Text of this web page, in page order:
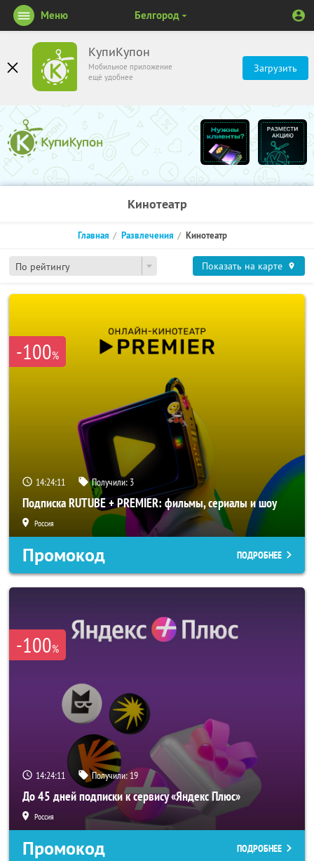
КупиКупон
Мобильное приложение
ещё удобнее
Загрузить
Меню Белгород
Кинотеатр
По рейтингу
Главная Развлечения Кинотеатр
Показать на карте
-100%
14:24:10 Получили: 3
Подписка RUTUBE + PREMIER: фильмы, сериалы и шоу
Россия
Промокод ПОДРОБНЕЕ
-100%
14:24:10 Получили:19
До 45 дней подписки к сервису «Яндекс Плюс»
Россия
Промокод ПОДРОБНЕЕ